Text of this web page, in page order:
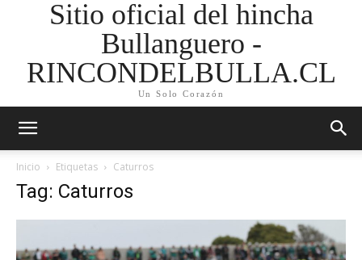
Sitio oficial del hincha
Bullanguero -
RINCONDELBULLA.CL
Un Solo Corazón
Inicio Etiquetas Caturros
Tag: Caturros